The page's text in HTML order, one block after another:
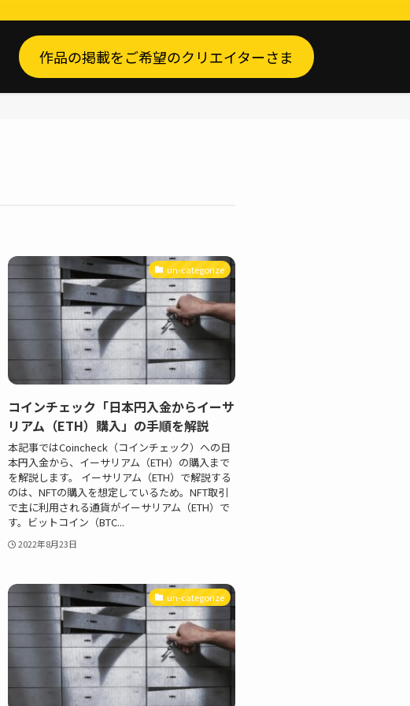
作品の掲載をご希望のクリエイターさま
un-categorize
コインチェック「日本円入金からイーサ
リアム（ETH）購入」の手順を解説
本記事ではCoincheck（コインチェック）への日
本円入金から、イーサリアム（ETH）の購入まで
を解説します。 イーサリアム（ETH）で解説する
のは、NFTの購入を想定しているため。NFT取引
で主に利用される通貨がイーサリアム（ETH）で
す。ビットコイン（BTC...
2022年8月23日
un-categorize